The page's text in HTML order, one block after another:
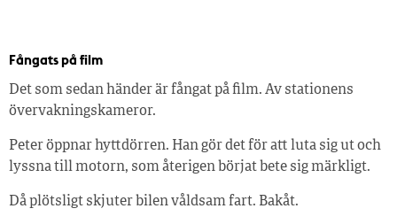
Fångats på film
Det som sedan händer är fångat på film. Av stationens
övervakningskameror.
Peter öppnar hyttdörren. Han gör det för att luta sig ut och
lyssna till motorn, som återigen börjat bete sig märkligt.
Då plötsligt skjuter bilen våldsam fart. Bakåt.